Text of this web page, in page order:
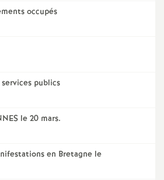
occupés
publics
le 20 mars.
en Bretagne le